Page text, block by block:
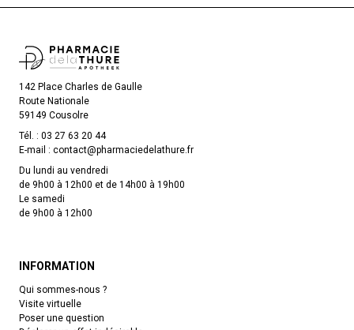
142 Place Charles de Gaulle
Route Nationale
59149 Cousolre
Tél. : 03 27 63 20 44
E-mail : contact@pharmaciedelathure.fr
Du lundi au vendredi
de 9h00 à 12h00 et de 14h00 à 19h00
Le samedi
de 9h00 à 12h00
INFORMATION
Qui sommes-nous ?
Visite virtuelle
Poser une question